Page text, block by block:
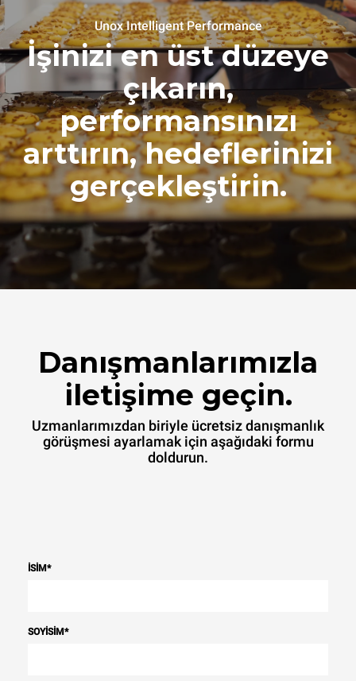
Unox Intelligent Performance
İşinizi en üst düzeye
çıkarın,
performansınızı
arttırın, hedeflerinizi
gerçekleştirin.
Danışmanlarımızla
iletişime geçin.
Uzmanlarımızdan biriyle ücretsiz danışmanlık
görüşmesi ayarlamak için aşağıdaki formu
doldurun.
İSIM*
SOYISIM*